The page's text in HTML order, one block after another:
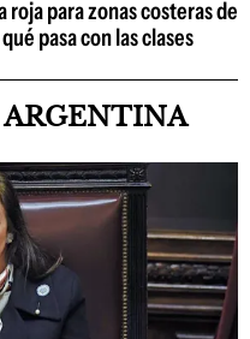
para zonas costeras de
pasa con las clases